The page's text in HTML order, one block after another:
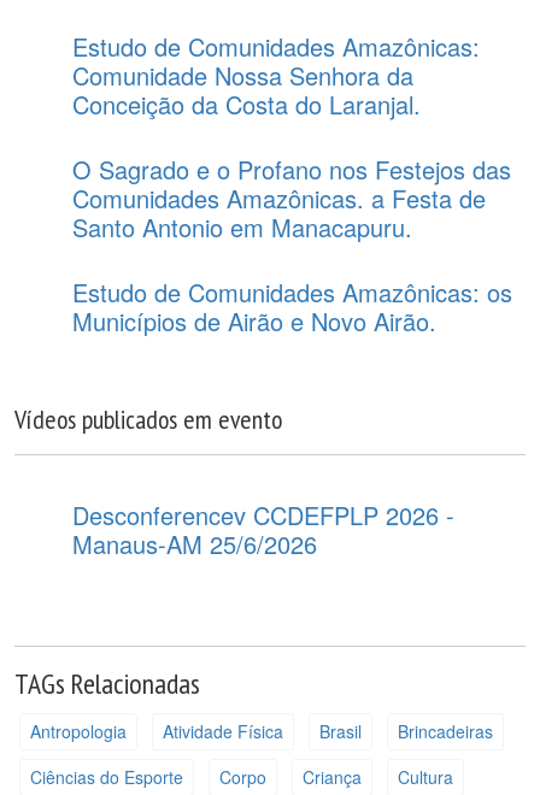
Estudo de Comunidades Amazônicas:
Comunidade Nossa Senhora da
Conceição da Costa do Laranjal.
O Sagrado e o Profano nos Festejos das
Comunidades Amazônicas. a Festa de
Santo Antonio em Manacapuru.
Estudo de Comunidades Amazônicas: os
Municípios de Airão e Novo Airão.
Vídeos publicados em evento
Desconferencev CCDEFPLP 2026 -
Manaus-AM 25/6/2026
TAGs Relacionadas
Antropologia Atividade Física Brasil
Brincadeiras
Ciências do Esporte
Corpo Criança
Cultura